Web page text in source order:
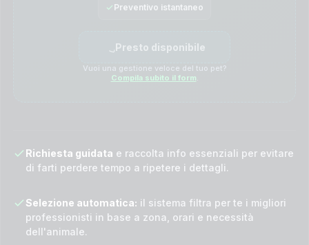
Preventivo istantaneo
Presto disponibile
Vuoi una gestione veloce del tuo pet?
Compila subito il form.
Richiesta guidata e raccolta info essenziali per evitare
di farti perdere tempo a ripetere i dettagli.
Selezione automatica: il sistema filtra per te i migliori
professionisti in base a zona, orari e necessità
dell'animale.